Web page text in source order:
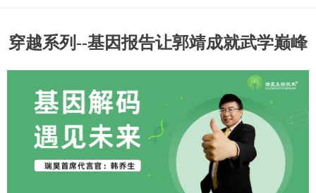
穿越系列--基因报告让郭靖成就武学巅峰